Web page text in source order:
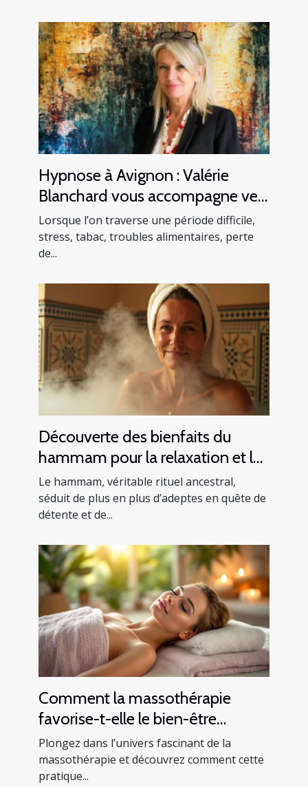
Hypnose à Avignon : Valérie
Blanchard vous accompagne vers
le mieux-être
Lorsque l’on traverse une période difficile,
stress, tabac, troubles alimentaires, perte
de...
Découverte des bienfaits du
hammam pour la relaxation et la
santé
Le hammam, véritable rituel ancestral,
séduit de plus en plus d’adeptes en quête de
détente et de...
Comment la massothérapie
favorise-t-elle le bien-être
général ?
Plongez dans l’univers fascinant de la
massothérapie et découvrez comment cette
pratique...